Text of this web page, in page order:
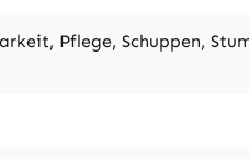
Pflege, Schuppen,